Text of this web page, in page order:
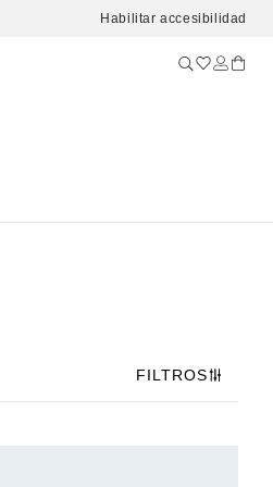
Habilitar accesibilidad
FILTROS